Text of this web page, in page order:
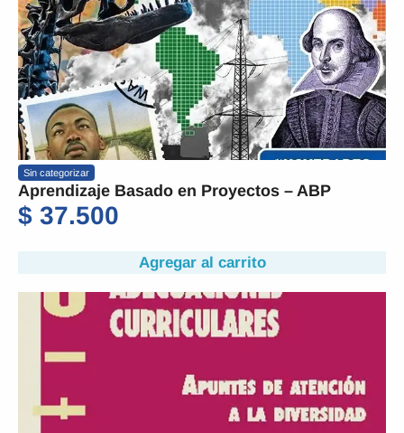
Sin categorizar
Aprendizaje Basado en Proyectos – ABP
$ 37.500
Agregar al carrito